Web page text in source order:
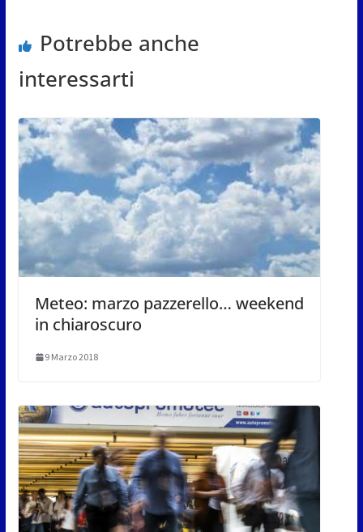
Potrebbe anche
interessarti
Meteo: marzo pazzerello… weekend
in chiaroscuro
9 Marzo 2018